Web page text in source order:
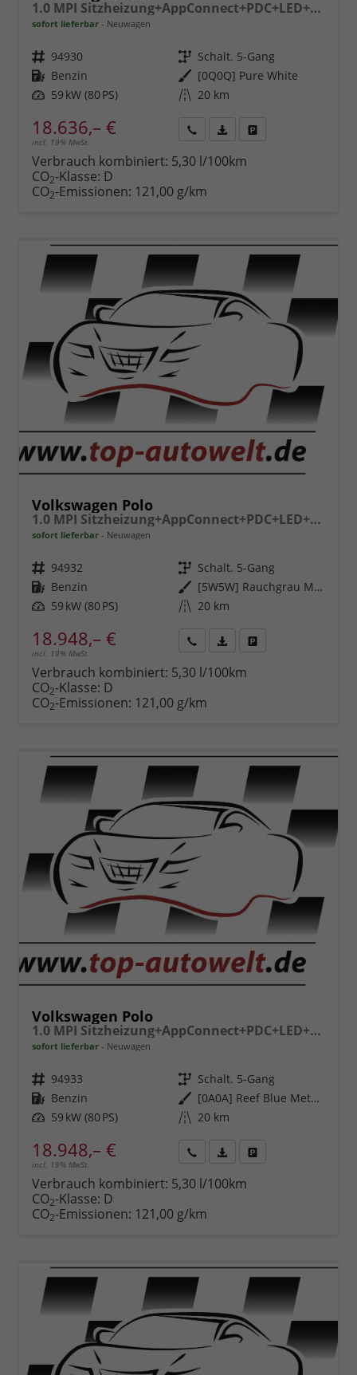
1.0 MPI Sitzheizung+AppConnect+PDC+LED+Touch+Lichtsensor+MultiLenkrad
sofort lieferbar Neuwagen
Fahrzeugnr. 94930 Getriebe Schalt. 5-Gang
Kraftstoff Benzin Außenfarbe [0Q0Q] Pure White
Leistung 59 kW (80 PS) Kilometerstand 20 km
18.636,– €
incl. 19% MwSt.
anfordern
Datei,
Verbrauch kombiniert: 5,30 l/100km
CO2-Klasse: D
CO2-Emissionen: 121,00 g/km
Volkswagen Polo
1.0 MPI Sitzheizung+AppConnect+PDC+LED+Touch+Lichtsensor+MultiLenkrad
sofort lieferbar Neuwagen
Fahrzeugnr. 94932 Getriebe Schalt. 5-Gang
Kraftstoff Benzin Außenfarbe
[5W5W] Rauchgrau Metallic
Leistung 59 kW (80 PS) Kilometerstand 20 km
18.948,– €
incl. 19% MwSt.
anfordern
Datei,
Verbrauch kombiniert: 5,30 l/100km
CO2-Klasse: D
CO2-Emissionen: 121,00 g/km
Volkswagen Polo
1.0 MPI Sitzheizung+AppConnect+PDC+LED+Touch+Lichtsensor+MultiLenkrad
sofort lieferbar Neuwagen
Fahrzeugnr. 94933 Getriebe Schalt. 5-Gang
Kraftstoff Benzin Außenfarbe
[0A0A] Reef Blue Metallic
Leistung 59 kW (80 PS) Kilometerstand 20 km
18.948,– €
incl. 19% MwSt.
anfordern
Datei,
Verbrauch kombiniert: 5,30 l/100km
CO2-Klasse: D
CO2-Emissionen: 121,00 g/km